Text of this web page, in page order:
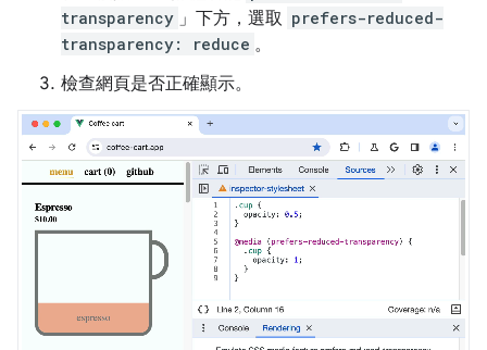
transparency 」 下方，選取 prefers-reduced-
transparency: reduce 。
檢查網頁是否正確顯示。